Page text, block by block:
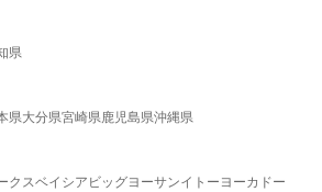
県
県大分県宮崎県鹿児島県沖縄県
クスベイシア ビッグヨーサンイトーヨーカドー